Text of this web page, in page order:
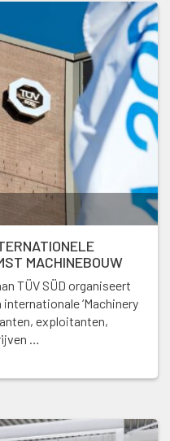
MACHINEBOUW
TÜV SÜD organiseert
‘Machinery
exploitanten,
…